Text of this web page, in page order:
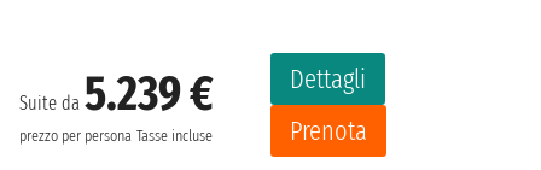
Suite da 5.239 €
prezzo per persona Tasse incluse
Dettagli
Prenota